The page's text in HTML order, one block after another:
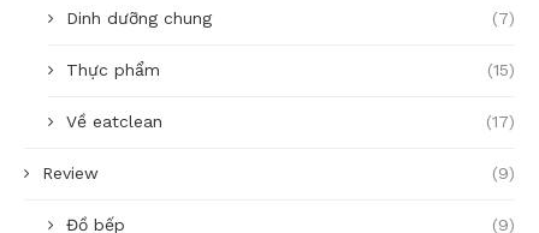
Dinh dưỡng chung (7)
Thực phẩm (15)
Về eatclean (17)
Review (9)
Đồ bếp (9)